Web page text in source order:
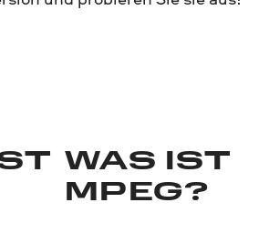
WAS IST
MPEG?